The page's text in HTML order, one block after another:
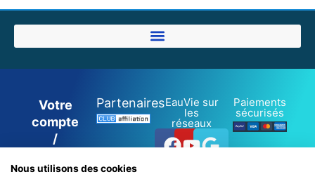
Votre
compte
/
/
PartenairesEauVie sur
les
réseaux
Facebook
Youtube
Google
Paiements
sécurisés
Nous utilisons des cookies